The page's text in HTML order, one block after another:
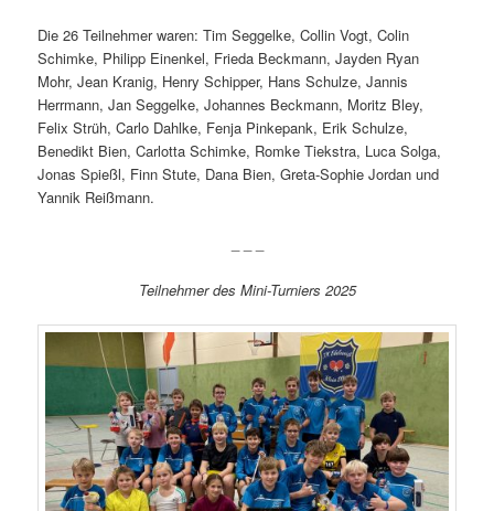
Die 26 Teilnehmer waren: Tim Seggelke, Collin Vogt, Colin
Schimke, Philipp Einenkel, Frieda Beckmann, Jayden Ryan
Mohr, Jean Kranig, Henry Schipper, Hans Schulze, Jannis
Herrmann, Jan Seggelke, Johannes Beckmann, Moritz Bley,
Felix Strüh, Carlo Dahlke, Fenja Pinkepank, Erik Schulze,
Benedikt Bien, Carlotta Schimke, Romke Tiekstra, Luca Solga,
Jonas Spießl, Finn Stute, Dana Bien, Greta-Sophie Jordan und
Yannik Reißmann.
Teilnehmer des Mini-Turniers 2025